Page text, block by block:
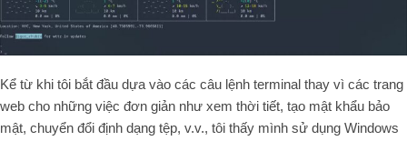
Kể từ khi tôi bắt đầu dựa vào các câu lệnh terminal thay vì các trang
web cho những việc đơn giản như xem thời tiết, tạo mật khẩu bảo
mật, chuyển đổi định dạng tệp, v.v., tôi thấy mình sử dụng Windows